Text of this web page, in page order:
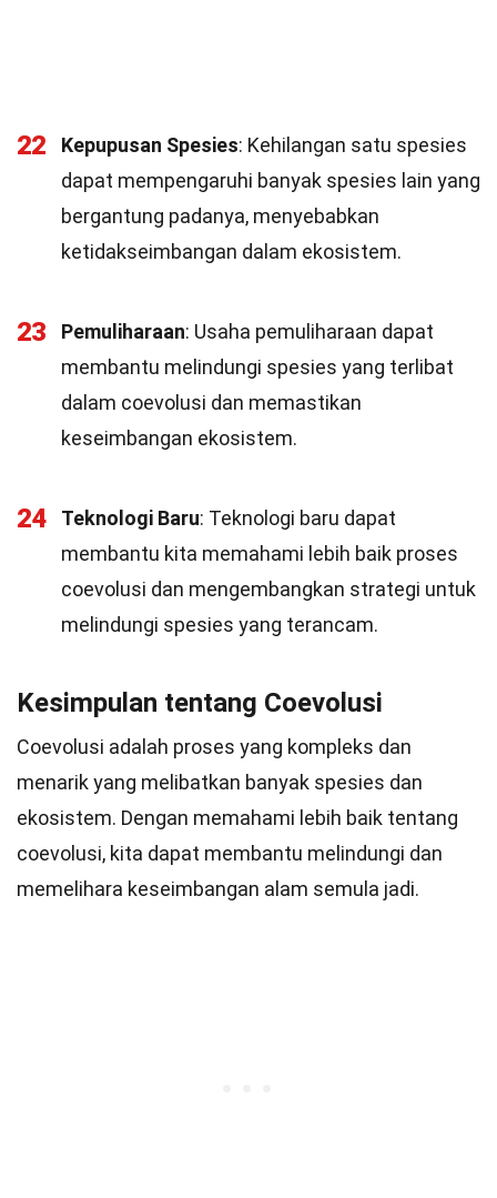
22 Kepupusan Spesies: Kehilangan satu spesies
dapat mempengaruhi banyak spesies lain yang
bergantung padanya, menyebabkan
ketidakseimbangan dalam ekosistem.
23 Pemuliharaan: Usaha pemuliharaan dapat
membantu melindungi spesies yang terlibat
dalam coevolusi dan memastikan
keseimbangan ekosistem.
24 Teknologi Baru: Teknologi baru dapat
membantu kita memahami lebih baik proses
coevolusi dan mengembangkan strategi untuk
melindungi spesies yang terancam.
Kesimpulan tentang Coevolusi
Coevolusi adalah proses yang kompleks dan
menarik yang melibatkan banyak spesies dan
ekosistem. Dengan memahami lebih baik tentang
coevolusi, kita dapat membantu melindungi dan
memelihara keseimbangan alam semula jadi.